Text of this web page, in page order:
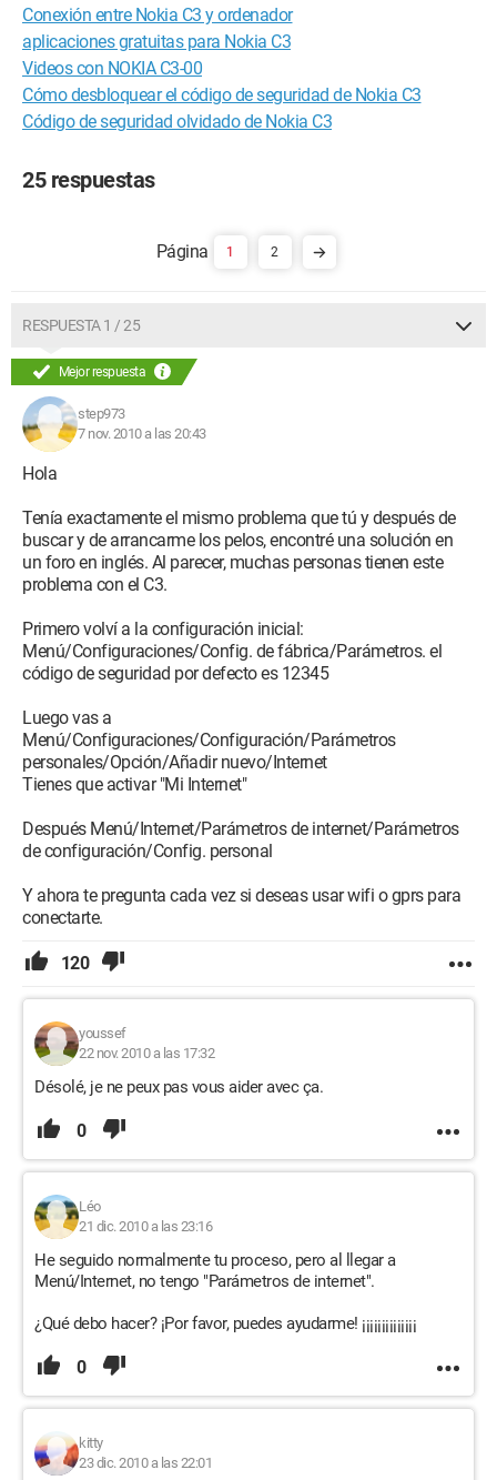
Conexión entre Nokia C3 y ordenador
aplicaciones gratuitas para Nokia C3
Videos con NOKIA C3-00
Cómo desbloquear el código de seguridad de Nokia C3
Código de seguridad olvidado de Nokia C3
25 respuestas
1 2
RESPUESTA 1 / 25
Mejor respuesta
step973
7 nov. 2010 a las 20:43
Hola
Tenía exactamente el mismo problema que tú y después de
buscar y de arrancarme los pelos, encontré una solución en
un foro en inglés. Al parecer, muchas personas tienen este
problema con el C3.
Primero volví a la configuración inicial:
Menú/Configuraciones/Config. de fábrica/Parámetros. el
código de seguridad por defecto es 12345
Luego vas a
Menú/Configuraciones/Configuración/Parámetros
personales/Opción/Añadir nuevo/Internet
Tienes que activar "Mi Internet"
Después Menú/Internet/Parámetros de internet/Parámetros
de configuración/Config. personal
Y ahora te pregunta cada vez si deseas usar wifi o gprs para
conectarte.
120
youssef
22 nov. 2010 a las 17:32
Désolé, je ne peux pas vous aider avec ça.
0
Léo
21 dic. 2010 a las 23:16
He seguido normalmente tu proceso, pero al llegar a
Menú/Internet, no tengo "Parámetros de internet".
¿Qué debo hacer? ¡Por favor, puedes ayudarme! ¡¡¡¡¡¡¡¡¡¡¡¡¡¡
0
kitty
23 dic. 2010 a las 22:01